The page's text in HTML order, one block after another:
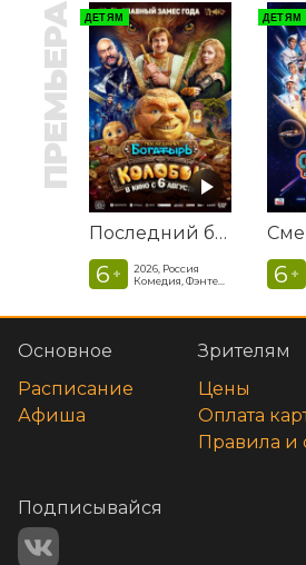
ПРЕМЬЕРА ДЕТЯМ
Последний богатырь. Колобок
6 +
2026, Россия
ДЕТЯМ
6 +
Основное
Расписание
Афиша
Зрителям
Цены
Оплата
Правила и
Подписывайся